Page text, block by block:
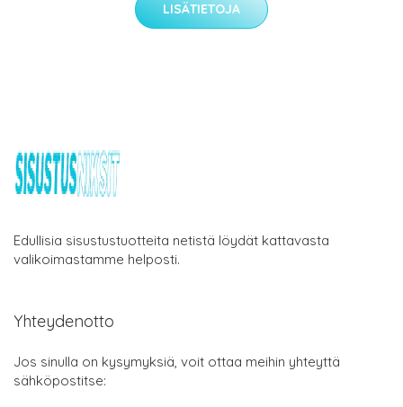
LISÄTIETOJA
Edullisia sisustustuotteita netistä löydät kattavasta
valikoimastamme helposti.
Yhteydenotto
Jos sinulla on kysymyksiä, voit ottaa meihin yhteyttä
sähköpostitse: